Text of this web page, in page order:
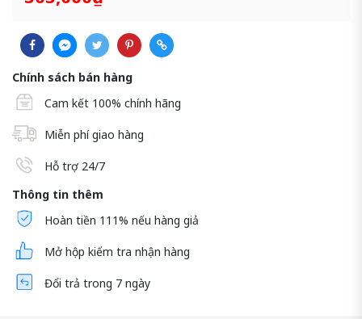
Chính sách bán hàng
Cam kết 100% chính hãng
Miễn phí giao hàng
Hỗ trợ 24/7
Thông tin thêm
Hoàn tiền 111% nếu hàng giả
Mở hộp kiểm tra nhận hàng
Đổi trả trong 7 ngày